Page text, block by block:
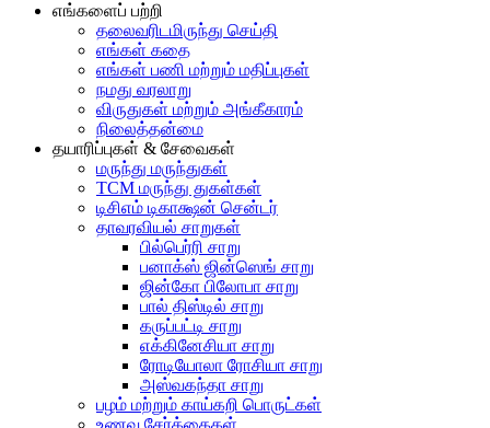
எங்களைப் பற்றி
தலைவரிடமிருந்து செய்தி
எங்கள் கதை
எங்கள் பணி மற்றும் மதிப்புகள்
நமது வரலாறு
விருதுகள் மற்றும் அங்கீகாரம்
நிலைத்தன்மை
தயாரிப்புகள் & சேவைகள்
மருந்து மருந்துகள்
TCM மருந்து துகள்கள்
டிசிஎம் டிகாக்ஷன் சென்டர்
தாவரவியல் சாறுகள்
பில்பெர்ரி சாறு
பனாக்ஸ் ஜின்ஸெங் சாறு
ஜின்கோ பிலோபா சாறு
பால் திஸ்டில் சாறு
கருப்பட்டி சாறு
எக்கினேசியா சாறு
ரோடியோலா ரோசியா சாறு
அஸ்வகந்தா சாறு
பழம் மற்றும் காய்கறி பொருட்கள்